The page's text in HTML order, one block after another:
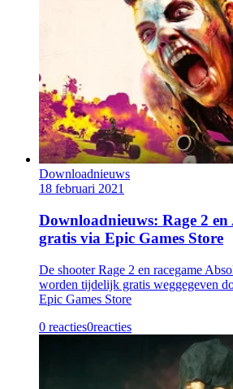
Downloadnieuws
18 februari 2021
Downloadnieuws: Rage 2
gratis via Epic Games Store
De shooter Rage 2 en racegame
worden tijdelijk gratis weggegeven
Epic Games Store
0 reacties0reacties